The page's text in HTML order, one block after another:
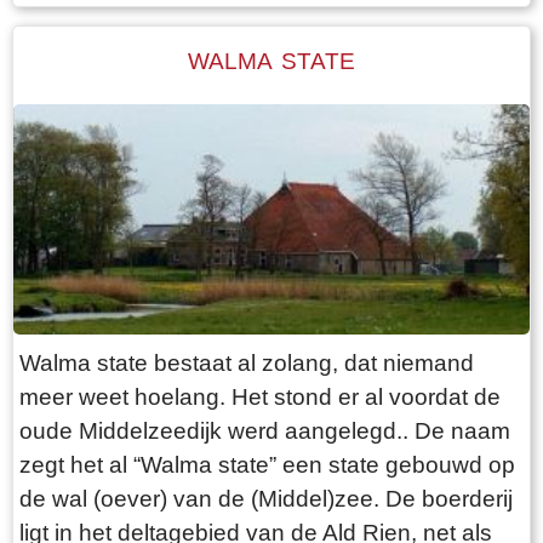
genoemd. De winkel en bakkerij waren het
klaar voor de mensen van het dorp. Zo heeft
Albert Brink zich ook vele jaren ingezet als
voorzitter van Plaatselijk Belang. De bakkerij
was ook een soort `doarpsromte`: met
sinterklaas kon men sjoelen en ballengooien in
de bakkerij. Deze traditie wordt nog steeds
voortgezet, alleen is de plek veranderd. Bakker
Brink kreeg als eerste een telefoon. Als je wilde
bellen kon je daar terecht, of de bakker kwam bij
je langs als er een bericht voor je was. Je wist
toen niet beter, zo was je opgegroeid en het
werkte prima. Het huis bestond uit behalve de
bakkerij, een woonkamer, een woonkeuken,
WALMA STATE
Walma state bestaat al zolang, dat niemand
meer weet hoelang. Het stond er al voordat de
oude Middelzeedijk werd aangelegd.. De naam
zegt het al “Walma state” een state gebouwd op
de wal (oever) van de (Middel)zee. De boerderij
ligt in het deltagebied van de Ald Rien, net als